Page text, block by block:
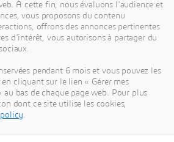
est un accélérateur de progrès
1981, l'entreprise est pionnière
mondes virtuels pour améliorer
consommateurs, des patients et
ses jumeaux virtuels augmentés
dans la science aident 390 000
tailles et de tous secteurs, à
Pour plus d'informations,
À cette fin, nous évaluons l'audience et
vous proposons du contenu
offrons des annonces pertinentes
d'intérêt, vous autorisons à partager du
pendant 6 mois et vous pouvez les
cliquant sur le lien « Gérer mes
au bas de chaque page web. Pour plus
dont ce site utilise les cookies,
.